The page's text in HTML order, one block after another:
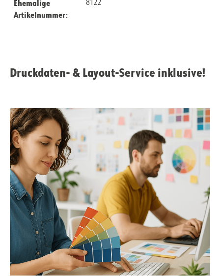
Ehemalige
Artikelnummer:
8122
Druckdaten- & Layout-Service inklusive!